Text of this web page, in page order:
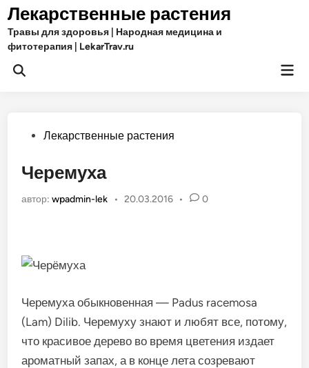
Перейти
содержимому
Лекарственные растения
Травы для здоровья | Народная медицина и
фитотерапия | LekarTrav.ru
Открыть
Опубликовано
Лекарственные растения
Черемуха
автор:wpadmin-lek • 20.03.2016 • 0
Черемуха обыкновенная — Padus racemosa
(Lam) Dilib. Черемуху знают и любят все, потому,
что красивое дерево во время цветения издает
ароматный запах, а в конце лета созревают